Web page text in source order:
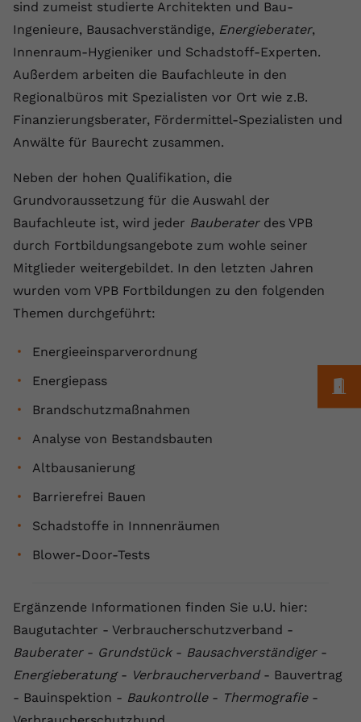
sind zumeist studierte Architekten und Bau-
Ingenieure, Bausachverständige, Energieberater,
Innenraum-Hygieniker und Schadstoff-Experten.
Außerdem arbeiten die Baufachleute in den
Regionalbüros mit Spezialisten vor Ort wie z.B.
Finanzierungsberater, Fördermittel-Spezialisten und
Anwälte für Baurecht zusammen.
Neben der hohen Qualifikation, die
Grundvoraussetzung für die Auswahl der
Baufachleute ist, wird jeder Bauberaterdes VPB
durch Fortbildungsangebote zum wohle seiner
Mitglieder weitergebildet. In den letzten Jahren
wurden vom VPB Fortbildungen zu den folgenden
Themen durchgeführt:
Energieeinsparverordnung
Energiepass
Brandschutzmaßnahmen
Analyse von Bestandsbauten
Altbausanierung
Barrierefrei Bauen
Schadstoffe in Innnenräumen
Blower-Door-Tests
Ergänzende Informationen finden Sie u.U. hier:
Baugutachter - Verbraucherschutzverband -
Bauberater- Grundstück- Bausachverständiger-
Energieberatung- Verbraucherverband- Bauvertrag
- Bauinspektion - Baukontrolle- Thermografie-
Laufzeit 1 Jahr
Zweck
Dieser Wert speichert Ihre Consent-
Einstellungen. Unter anderem eine
zufällig generierte ID, für die
historische Speicherung Ihrer
vorgenommen Einstellungen, falls der
Webseiten-Betreiber dies eingestellt
hat.
Name fe_typo_user
Anbieter VPB.de
Laufzeit Session
Zweck
Dieses Cookie wird verwendet, um die
Speicherung von
Zweck
wiederzuerkennen und statistische
Informationen zur Nutzung der
Website zu erfassen.
Name _gcl au
Laufzeit 90 Tage
Zweck
Conversion-Tracking verwendet, um
Werbeklicks der Nutzung auf unserer
Cookie-Informationen anzeigen
Externe Inhalte
Wir verwenden auf unserer Website externe Inhalte,
Name vuid
Vimeo installiert dieses Cookie, um
Tracking-Informationen zu sammeln,
Einbetten von Videos auf der Website
setzt.
Name CONSENT
Anbieter
Laufzeit 2 Jahre
Zweck
eingebettete YouTube-Videos und
Laufzeit Session
Zweck
Videopräferenzen des Benutzers zu
speichern, der eingebettete YouTube-
Videos verwendet.
Cookie-Informationen anzeigen